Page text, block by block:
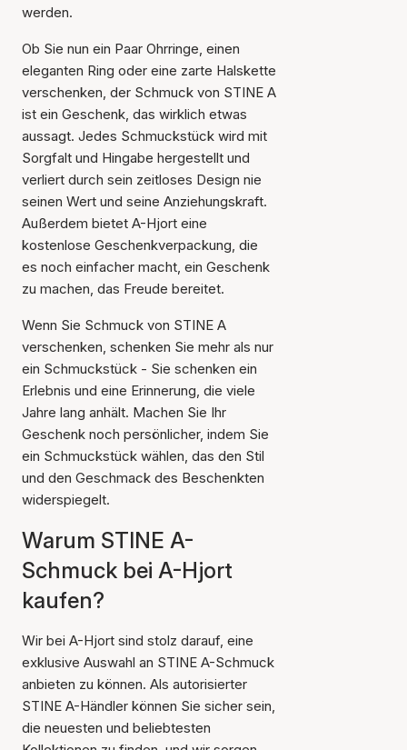
werden.
Ob Sie nun ein Paar Ohrringe, einen
eleganten Ring oder eine zarte Halskette
verschenken, der Schmuck von STINE A
ist ein Geschenk, das wirklich etwas
aussagt. Jedes Schmuckstück wird mit
Sorgfalt und Hingabe hergestellt und
verliert durch sein zeitloses Design nie
seinen Wert und seine Anziehungskraft.
Außerdem bietet A-Hjort eine
kostenlose Geschenkverpackung, die
es noch einfacher macht, ein Geschenk
zu machen, das Freude bereitet.
Wenn Sie Schmuck von STINE A
verschenken, schenken Sie mehr als nur
ein Schmuckstück - Sie schenken ein
Erlebnis und eine Erinnerung, die viele
Jahre lang anhält. Machen Sie Ihr
Geschenk noch persönlicher, indem Sie
ein Schmuckstück wählen, das den Stil
und den Geschmack des Beschenkten
widerspiegelt.
Warum STINE A-
Schmuck bei A-Hjort
kaufen?
Wir bei A-Hjort sind stolz darauf, eine
exklusive Auswahl an STINE A-Schmuck
anbieten zu können. Als autorisierter
STINE A-Händler können Sie sicher sein,
die neuesten und beliebtesten